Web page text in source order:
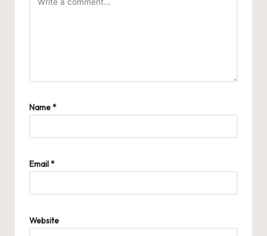
Name*
Email*
Website